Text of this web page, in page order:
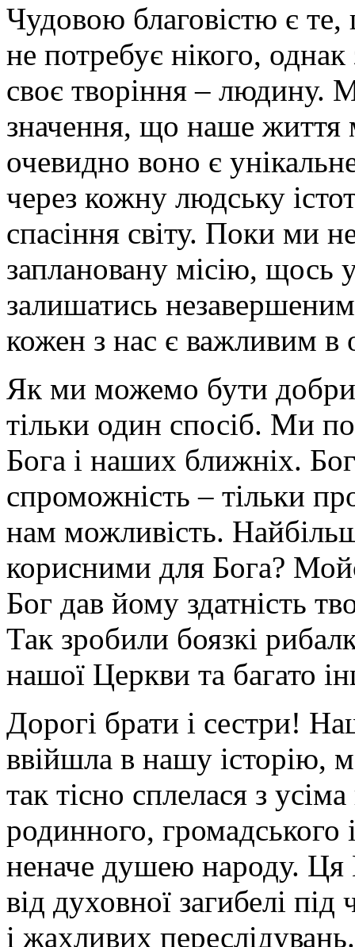
Чудовою благовістю є
не потребує нікого,
своє творіння – людину.
значення, що наше життя
очевидно воно є
через кожну людську
спасіння світу. Поки ми
заплановану місію, щось
залишатись
кожен з нас є важливим в
Як ми можемо бути
тільки один спосіб. Ми
Бога і наших ближніх.
спроможність – тільки
нам можливість.
корисними для Бога?
Бог дав йому здатність
Так зробили боязкі
нашої Церкви та багато
Дорогі брати і сестри!
ввійшла в нашу історію,
так тісно сплелася з
родинного, громадського
неначе душею народу. Ця
від духовної загибелі
і жахливих